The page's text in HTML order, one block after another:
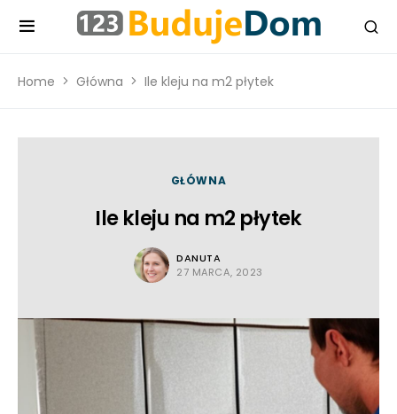
Home Główna Ile kleju na m2 płytek
GŁÓWNA
Ile kleju na m2 płytek
DANUTA
27 MARCA, 2023